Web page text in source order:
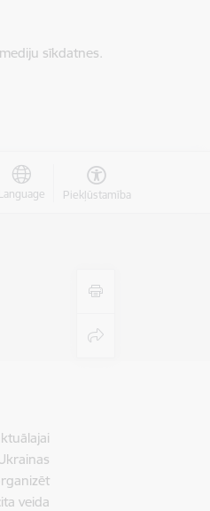
sīkdatnes.
Language Piekļūstamība
veida